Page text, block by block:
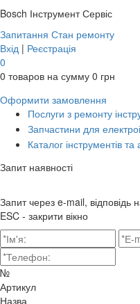
Bosch Інструмент Сервіс
Запитання Стан ремонту
Вхід | Реєстрація
0
0 товаров на сумму 0 грн
Оформити замовлення
Послуги з ремонту
Запчастини для
Каталог інструментів та
Запит наявності
Запит через e-mail, відповідь
ESC - закрити вікно
№
Артикул
Назва